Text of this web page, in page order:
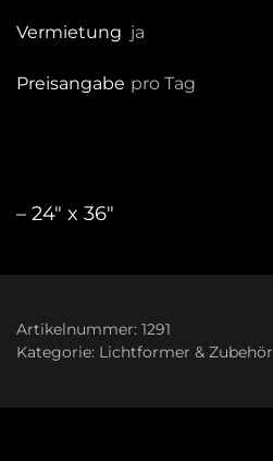
Vermietung ja
Preisangabe pro Tag
– 24″ x 36″
Artikelnummer: 1291
Kategorie: Lichtformer & Zubehör